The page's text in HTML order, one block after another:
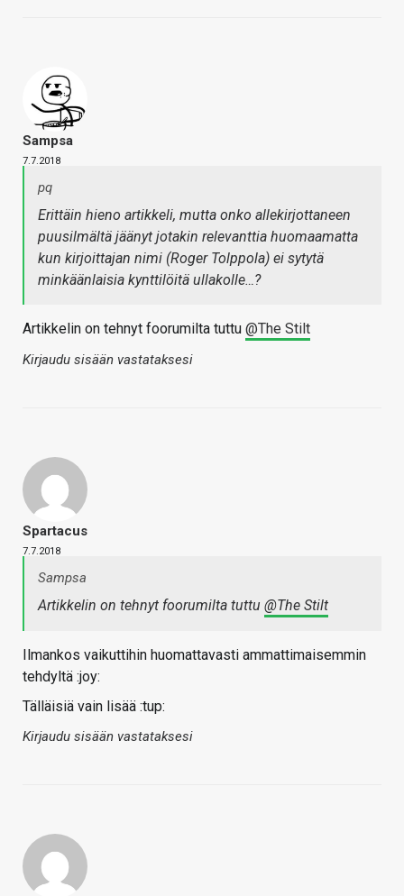
Sampsa
7.7.2018
pq
Erittäin hieno artikkeli, mutta onko allekirjottaneen
puusilmältä jäänyt jotakin relevanttia huomaamatta
kun kirjoittajan nimi (Roger Tolppola) ei sytytä
minkäänlaisia kynttilöitä ullakolle…?
Artikkelin on tehnyt foorumilta tuttu @The Stilt
Kirjaudu sisään vastataksesi
Spartacus
7.7.2018
Sampsa
Artikkelin on tehnyt foorumilta tuttu @The Stilt
Ilmankos vaikuttihin huomattavasti ammattimaisemmin
tehdyltä :joy:
Tälläisiä vain lisää :tup:
Kirjaudu sisään vastataksesi